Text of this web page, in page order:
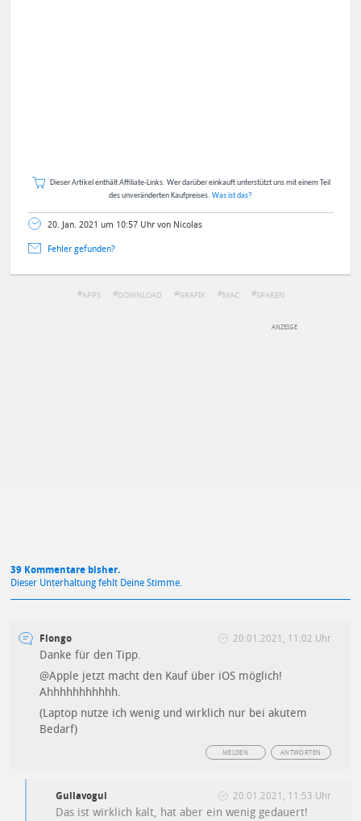
Dieser Artikel enthält Affiliate-Links. Wer darüber einkauft unterstützt uns mit einem Teil
des unveränderten Kaufpreises. Was ist das?
20. Jan. 2021 um 10:57 Uhr von Nicolas
Fehler gefunden?
APPS DOWNLOAD GRAFIK MAC SPAREN
39 Kommentare bisher.
Dieser Unterhaltung fehlt Deine Stimme.
Flongo 20.01.2021, 11:02 Uhr
Danke für den Tipp.
@Apple jetzt macht den Kauf über iOS möglich!
Ahhhhhhhhhhh.
(Laptop nutze ich wenig und wirklich nur bei akutem
Bedarf)
ANTWORTEN
MELDEN
Guilavogui 20.01.2021, 11:53 Uhr
Das ist wirklich kalt, hat aber ein wenig gedauert!